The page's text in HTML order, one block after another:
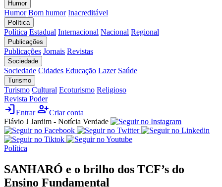
Humor
Humor Bom humor Inacreditável
Política
Política Estadual Internacional Nacional Regional
Publicações
Publicações Jornais Revistas
Sociedade
Sociedade Cidades Educação Lazer Saúde
Turismo
Turismo Cultural Ecoturismo Religioso
Revista Poder
loginEntrar person_addCriar conta
Flávio J Jardim - Notícia Verdade
Política
SANHARÓ e o brilho dos TCF’s do
Ensino Fundamental